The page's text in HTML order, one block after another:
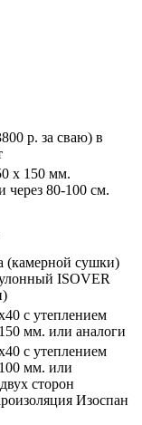
р. за сваю) в
х 150 мм.
через 80-100 см.
(камерной сушки)
ISOVER
с утеплением
мм. или аналоги
с утеплением
мм. или
сторон
Изоспан